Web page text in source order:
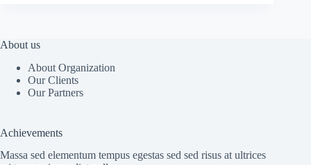
About us
About Organization
Our Clients
Our Partners
Achievements
Massa sed elementum tempus egestas sed sed risus at ultrices